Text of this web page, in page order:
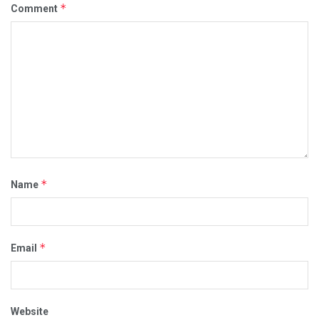
Comment *
Name *
Email *
Website